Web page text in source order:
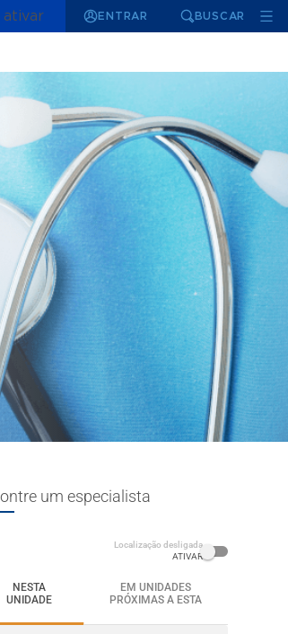
ativar ENTRAR BUSCAR
um especialista
Localização desligada
ATIVAR
NESTA
UNIDADE
EM UNIDADES
PRÓXIMAS A ESTA